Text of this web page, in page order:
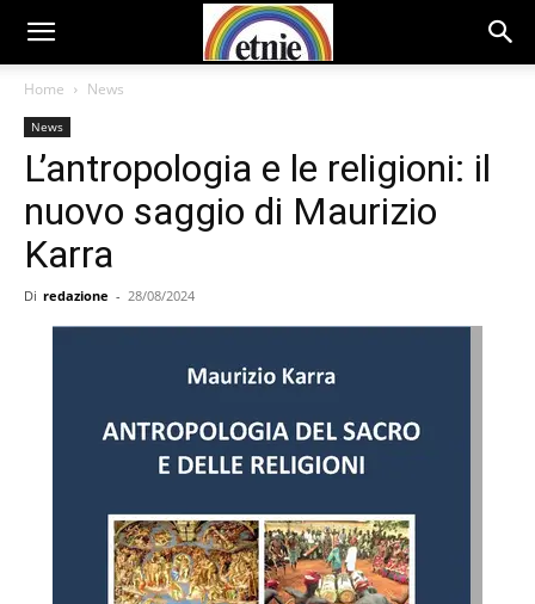
Home News
News
L’antropologia e le religioni: il
nuovo saggio di Maurizio
Karra
Di redazione - 28/08/2024